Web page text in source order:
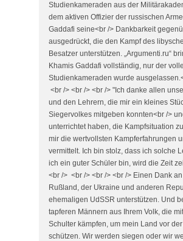
Studienkameraden aus der
dem aktiven Offizier der russischen
Gaddafi seine<br /> Dankbarkeit
ausgedrückt, die den Kampf des
Besatzer unterstützen. „Argumenti.ru“
Khamis Gaddafi vollständig, nur der
Studienkameraden wurde
<br /> <br /> <br /> "Ich danke allen
und den Lehrern, die mir ein kleines
Siegervolkes mitgeben konnten<br />
unterrichtet haben, die Kampfsituation
mir die wertvollsten Kampferfahrungen
vermittelt. Ich bin stolz, dass ich solche
ich ein guter Schüler bin, wird die Zeit
<br /> <br /> <br /> <br /> Einen Dank
Rußland, der Ukraine und anderen
ehemaligen UdSSR unterstützen. Und
tapferen Männern aus Ihrem Volk, die
Schulter kämpfen, um mein Land vor
schützen. Wir werden siegen oder wir